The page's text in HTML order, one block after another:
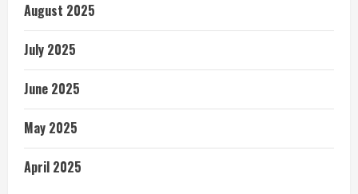
August 2025
July 2025
June 2025
May 2025
April 2025